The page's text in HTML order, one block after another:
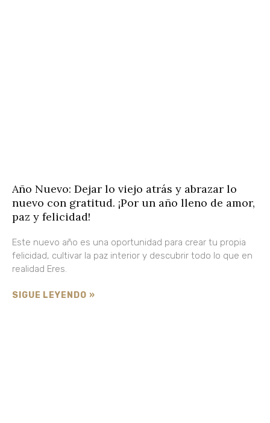
Año Nuevo: Dejar lo viejo atrás y abrazar lo
nuevo con gratitud. ¡Por un año lleno de amor,
paz y felicidad!
Este nuevo año es una oportunidad para crear tu propia
felicidad, cultivar la paz interior y descubrir todo lo que en
realidad Eres.
SIGUE LEYENDO »